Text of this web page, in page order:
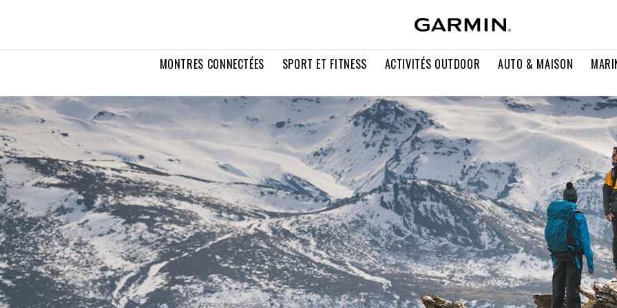
MONTRES CONNECTÉES SPORT ET FITNESS ACTIVITÉS OUTDOOR AUTO & MAISON